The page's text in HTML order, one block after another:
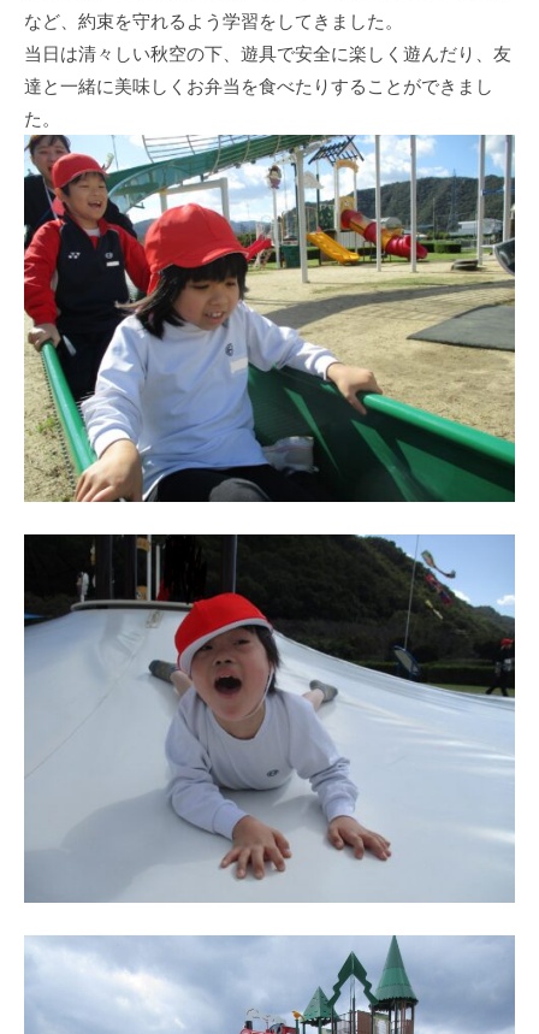
など、約束を守れるよう学習をしてきました。
当日は清々しい秋空の下、遊具で安全に楽しく遊んだり、友
達と一緒に美味しくお弁当を食べたりすることができまし
た。